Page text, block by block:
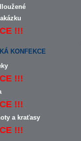
!!!
KONFEKCE
!!!
!!!
a kraťasy
!!!